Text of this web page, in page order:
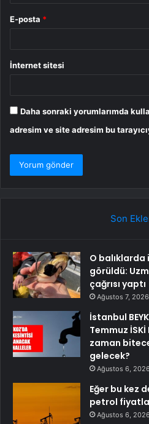
E-posta *
İnternet sitesi
Daha sonraki yorumlarımda
adresim ve site adresim bu
Son
O balıklarda
görüldü:
çağrısı yaptı
Ağustos 7, 2026
İstanbul
Temmuz
zaman
gelecek?
Ağustos 6, 2026
Eğer bu kez
petrol
Ağustos 6, 2026